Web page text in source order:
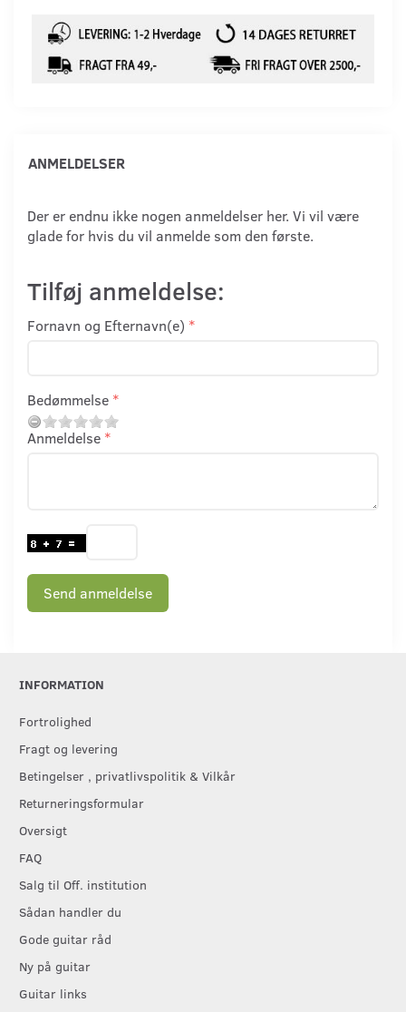
ANMELDELSER
Der er endnu ikke nogen anmeldelser her. Vi vil være
glade for hvis du vil anmelde som den første.
Tilføj anmeldelse:
Fornavn og Efternavn(e)
Bedømmelse
Anmeldelse
Send anmeldelse
INFORMATION
Fortrolighed
Fragt og levering
Betingelser , privatlivspolitik & Vilkår
Returneringsformular
Oversigt
FAQ
Salg til Off. institution
Sådan handler du
Gode guitar råd
Ny på guitar
Guitar links